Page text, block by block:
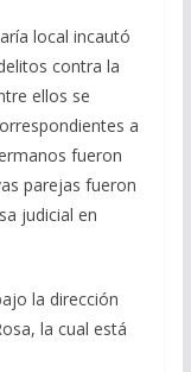
local incautó
contra la
ellos se
a
fueron
parejas fueron
judicial en
la dirección
la cual está